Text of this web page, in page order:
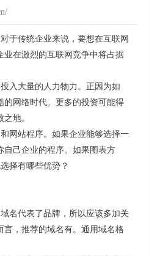
于传统企业来说，要想在互联网
在激烈的互联网竞争中将占据
入大量的人力物力。正因为如
的网络时代。更多的投资可能得
地。
网站程序。如果企业能够选择一
自己企业的程序。如果图表方
择有哪些优势？
名代表了品牌，所以应该多加关
，推荐的域名有。通用域名格